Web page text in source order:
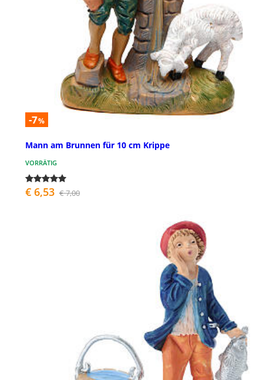
-7%
Mann am Brunnen für 10 cm Krippe
VORRÄTIG
€ 6,53 € 7,00